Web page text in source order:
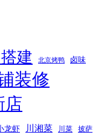
建 北京烤鸭 卤味
装修
店
龙虾 川湘菜 川菜
披萨